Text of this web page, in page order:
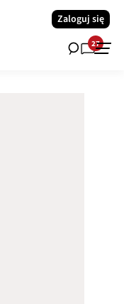
Zaloguj się
27